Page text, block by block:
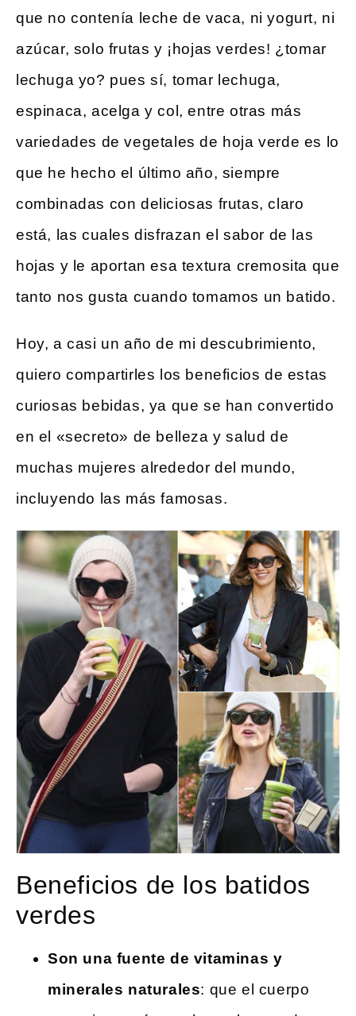
que no contenía leche de vaca, ni yogurt, ni
azúcar, solo frutas y ¡hojas verdes! ¿tomar
lechuga yo? pues sí, tomar lechuga,
espinaca, acelga y col, entre otras más
variedades de vegetales de hoja verde es lo
que he hecho el último año, siempre
combinadas con deliciosas frutas, claro
está, las cuales disfrazan el sabor de las
hojas y le aportan esa textura cremosita que
tanto nos gusta cuando tomamos un batido.
Hoy, a casi un año de mi descubrimiento,
quiero compartirles los beneficios de estas
curiosas bebidas, ya que se han convertido
en el «secreto» de belleza y salud de
muchas mujeres alrededor del mundo,
incluyendo las más famosas.
Beneficios de los batidos
verdes
Son una fuente de vitaminas y
minerales naturales: que el cuerpo